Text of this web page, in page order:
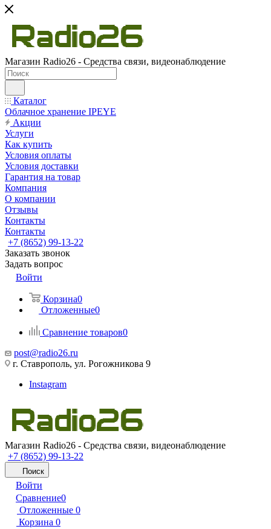
Магазин Radio26 - Средства связи, видеонаблюдение
Каталог
Облачное хранение IPEYE
Акции
Услуги
Как купить
Условия оплаты
Условия доставки
Гарантия на товар
Компания
О компании
Отзывы
Контакты
Контакты
+7 (8652) 99-13-22
Заказать звонок
Задать вопрос
Войти
Корзина0
Отложенные0
Сравнение товаров0
post@radio26.ru
г. Ставрополь, ул. Рогожникова 9
Instagram
Магазин Radio26 - Средства связи, видеонаблюдение
+7 (8652) 99-13-22
Поиск
Войти
Сравнение0
Отложенные 0
Корзина 0